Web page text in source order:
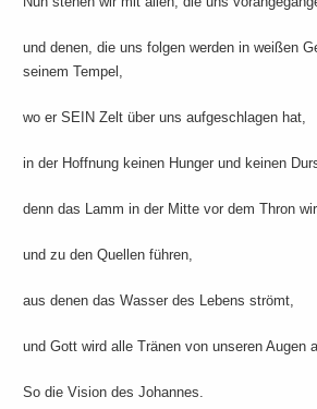
und denen, die uns folgen werden in weißen
seinem Tempel,
wo er SEIN Zelt über uns aufgeschlagen hat,
in der Hoffnung keinen Hunger und keinen
denn das Lamm in der Mitte vor dem Thron
und zu den Quellen führen,
aus denen das Wasser des Lebens strömt,
und Gott wird alle Tränen von unseren Augen
So die Vision des Johannes.